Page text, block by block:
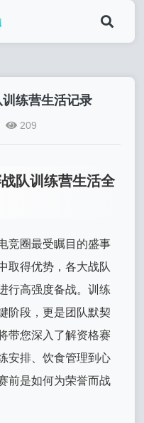
练营生活记录
209
队训练营生活全
竞圈最受瞩目的盛事
取得优势，各大战队
行高强度备战。训练
阶段，更是团队默契
带您深入了解资格赛
安排、饮食管理到心
前是如何为荣誉而战